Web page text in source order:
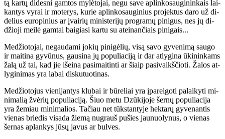
tą kar­tų di­des­ni gam­tos my­lė­to­jai, ne­gu sa­ve ap­lin­ko­sau­gi­nin­kais lai­
kan­tys vy­rai ir mo­te­rys, ku­rie ap­lin­ko­sau­gi­nius pro­jek­tus da­ro už di­
de­lius eu­ro­pi­nius ar įvai­rių mi­nis­te­ri­jų pro­gra­mų pi­ni­gus, nes jų di­
džio­ji mei­lė gam­tai bai­gia­si kar­tu su at­ei­nan­čiais pi­ni­gais...
Me­džio­to­jai, ne­gau­da­mi jo­kių pi­ni­gė­lių, vi­są sa­vo gy­ve­ni­mą sau­go
ir mai­ti­na gy­vū­nus, gau­si­na jų po­pu­lia­ci­ją ir dar at­ly­gi­na ūki­nin­kams
ža­lą už tai, kad jie iš­ei­na pa­si­mai­tin­ti ar šiaip pa­si­vaikš­čio­ti. Ža­los at­
ly­gi­ni­mas yra la­bai dis­ku­tuo­ti­nas.
Me­džio­to­jus vie­ni­jan­tys klu­bai ir bū­re­liai yra įpa­rei­go­ti pa­lai­ky­ti mi­
ni­ma­lią žvė­rių po­pu­lia­ci­ją. Šiuo me­tu Dzū­ki­jo­je šer­nų po­pu­lia­ci­ja
yra že­miau mi­ni­ma­lios. Ta­čiau net tūks­tan­ty­je hek­ta­rų gy­ve­nan­tis
vie­nas brie­dis vi­sa­da žie­mą nu­grauš pu­šies jau­nuo­ly­nus, o vie­nas
šer­nas ap­lan­kys jū­sų ja­vus ar bul­ves.